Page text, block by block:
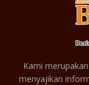
Kami
menyajikan